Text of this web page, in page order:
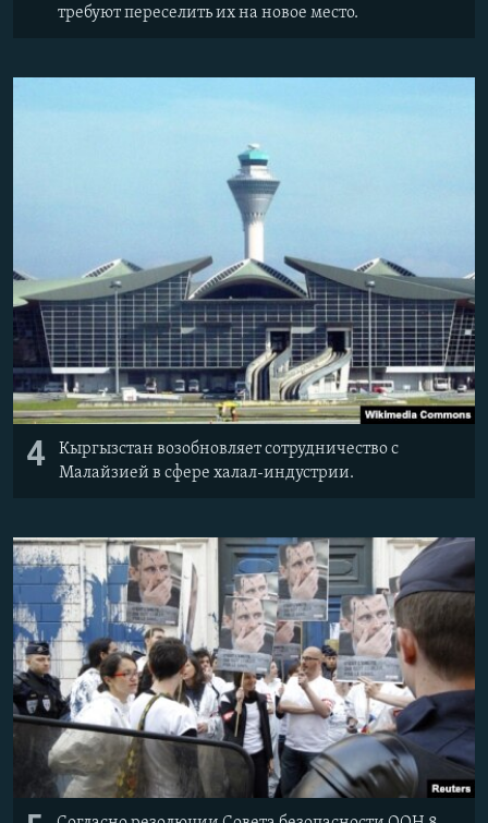
требуют переселить их на новое место.
4
Кыргызстан возобновляет сотрудничество с
Малайзией в сфере халал-индустрии.